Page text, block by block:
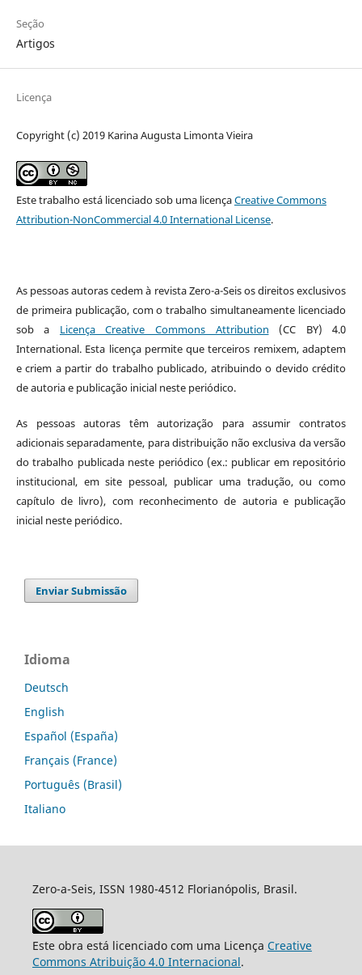
Seção
Artigos
Licença
Copyright (c) 2019 Karina Augusta Limonta Vieira
Este trabalho está licenciado sob uma licençaCreative Commons
Attribution-NonCommercial 4.0 International License.
As pessoas autoras cedem à revista Zero-a-Seis os direitos exclusivos
de primeira publicação, com o trabalho simultaneamente licenciado
sob a Licença Creative Commons Attribution (CC BY) 4.0
International. Esta licença permite que terceiros remixem, adaptem
e criem a partir do trabalho publicado, atribuindo o devido crédito
de autoria e publicação inicial neste periódico.
As pessoas autoras têm autorização para assumir contratos
adicionais separadamente, para distribuição não exclusiva da versão
do trabalho publicada neste periódico (ex.: publicar em repositório
institucional, em site pessoal, publicar uma tradução, ou como
capítulo de livro), com reconhecimento de autoria e publicação
inicial neste periódico.
Enviar Submissão
Idioma
Deutsch
English
Español (España)
Français (France)
Português (Brasil)
Italiano
Zero-a-Seis, ISSN 1980-4512 Florianópolis, Brasil.
Este obra está licenciado com uma Licença Creative
Commons Atribuição 4.0 Internacional.